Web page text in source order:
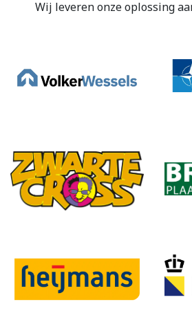
Wij leveren onze oplossing